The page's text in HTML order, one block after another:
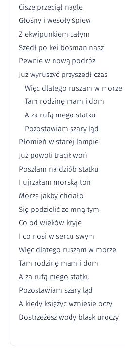
Ciszę przeciął nagle
Głośny i wesoły śpiew
Z ekwipunkiem całym
Szedł po kei bosman nasz
Pewnie w nową podróż
Już wyruszyć przyszedł czas
Więc dlatego ruszam w morze
Tam rodzinę mam i dom
A za rufą mego statku
Pozostawiam szary ląd
Płomień w starej lampie
Już powoli tracił woń
Poszłam na dziób statku
I ujrzałam morską toń
Morze jakby chciało
Się podzielić ze mną tym
Co od wieków kryje
I co nosi w sercu swym
Więc dlatego ruszam w morze
Tam rodzinę mam i dom
A za rufą mego statku
Pozostawiam szary ląd
A kiedy księżyc wzniesie oczy
Dostrzeżesz wody blask uroczy